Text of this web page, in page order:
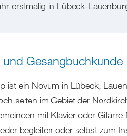
erstmalig in Lübeck-
und Gesangbuchkunde
ist ein Novum in Lübeck,
selten im Gebiet der
mit Klavier oder
begleiten oder selbst zum